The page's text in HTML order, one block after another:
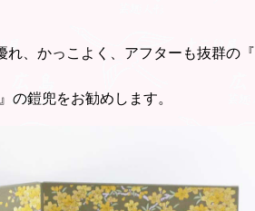
れ、かっこよく、アフターも抜群の『
』の鎧兜をお勧めします。